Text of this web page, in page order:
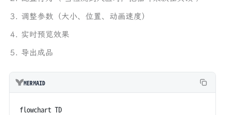
调整参数（大小、位置、动画速度）
实时预览效果
导出成品
MERMAID
flowchart TD